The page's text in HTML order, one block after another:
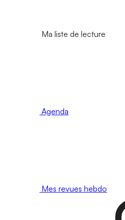
Ma liste de lecture
Agenda
Mes revues hebdo